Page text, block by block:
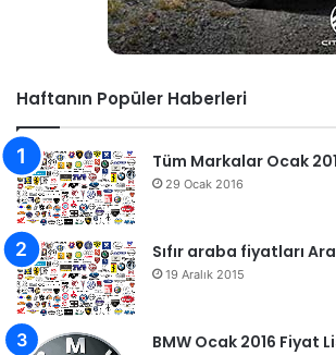
Haftanın Popüler Haberleri
Tüm Markalar Ocak
29 Ocak 2016
Sıfır araba fiyatları
19 Aralık 2015
BMW Ocak 2016 Fiyat